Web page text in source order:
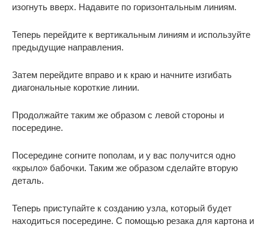
изогнуть вверх. Надавите по горизонтальным линиям.
Теперь перейдите к вертикальным линиям и используйте
предыдущие направления.
Затем перейдите вправо и к краю и начните изгибать
диагональные короткие линии.
Продолжайте таким же образом с левой стороны и
посередине.
Посередине согните пополам, и у вас получится одно
«крыло» бабочки. Таким же образом сделайте вторую
деталь.
Теперь приступайте к созданию узла, который будет
находиться посередине. С помощью резака для картона и